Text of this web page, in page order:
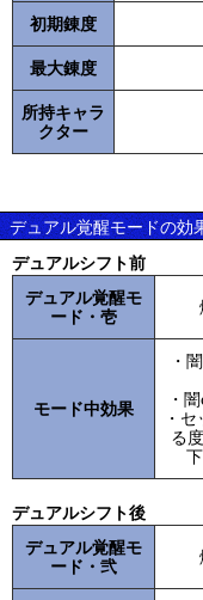
初期錬度
最大錬度
所持キャラ
クター
デュアル覚醒モードの効
デュアルシフト前
デュアル覚醒モ
ード・壱
モード中効果
・
・
・
る
デュアルシフト後
デュアル覚醒モ
ード・弐